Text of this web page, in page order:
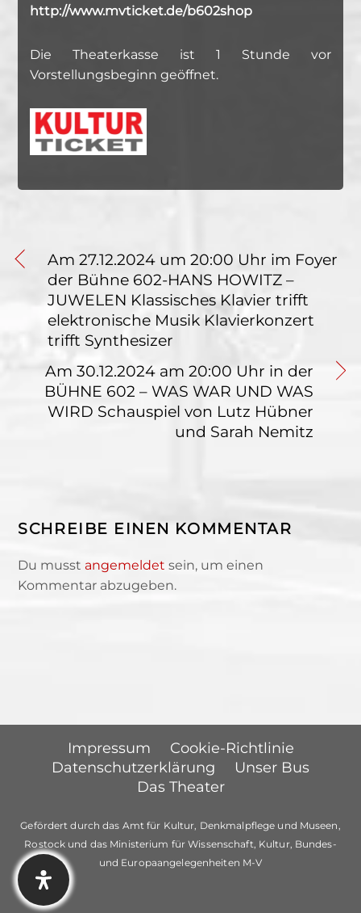
http://www.mvticket.de/b602shop
Die Theaterkasse ist 1 Stunde vor
Vorstellungsbeginn geöffnet.
Am 27.12.2024 um 20:00 Uhr im Foyer
der Bühne 602-HANS HOWITZ –
JUWELEN Klassisches Klavier trifft
elektronische Musik Klavierkonzert
trifft Synthesizer
Am 30.12.2024 am 20:00 Uhr in der
BÜHNE 602 – WAS WAR UND WAS
WIRD Schauspiel von Lutz Hübner
und Sarah Nemitz
SCHREIBE EINEN KOMMENTAR
Du musstangemeldet sein, um einen
Kommentar abzugeben.
Impressum
Cookie-Richtlinie
Datenschutzerklärung
Unser Bus
Das Theater
Gefördert durch das Amt für Kultur, Denkmalpflege und Museen,
Rostock und das Ministerium für Wissenschaft, Kultur, Bundes-
und Europaangelegenheiten M-V